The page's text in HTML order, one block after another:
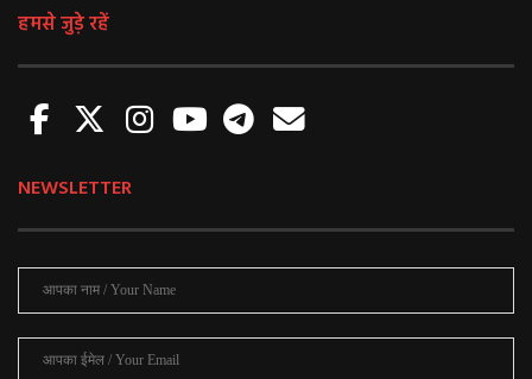
हमसे जुड़े रहें
NEWSLETTER